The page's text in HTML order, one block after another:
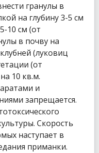
гранулы в
на глубину 3-5 см
10 см (от
в почву на
(луковиц
(от
10 кв.м.
и
запрещается.
Скорость
наступает в
приманки.